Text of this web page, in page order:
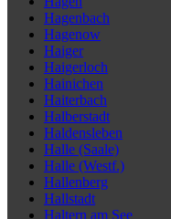
Hagenbach
Hagenow
Haiger
Haigerloch
Hainichen
Haiterbach
Halberstadt
Haldensleben
Halle (Saale)
Halle (Westf.)
Hallenberg
Hallstadt
Haltern am See